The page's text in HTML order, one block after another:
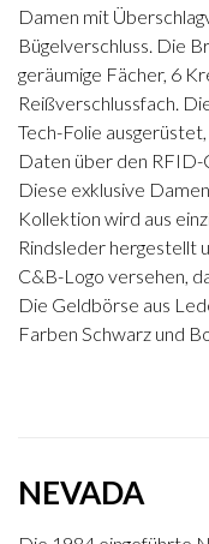
Damen mit
Bügelverschluss. Die
geräumige Fächer, 6
Reißverschlussfach.
Tech-Folie
Daten über den RFID-
Diese exklusive
Kollektion wird aus
Rindsleder hergestellt
C&B-Logo versehen,
Die Geldbörse aus
Farben Schwarz und
NEVADA